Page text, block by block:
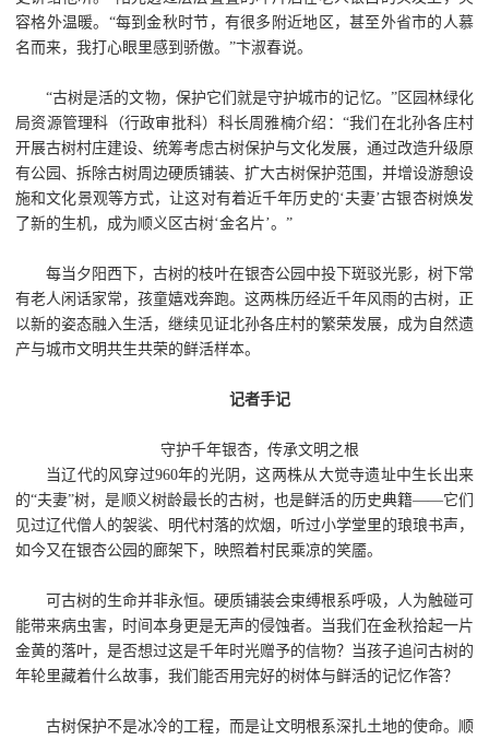
容格外温暖。“每到金秋时节，有很多附近地区，甚至外省市的人慕
名而来，我打心眼里感到骄傲。”卞淑春说。
“古树是活的文物，保护它们就是守护城市的记忆。”区园林绿化
局资源管理科（行政审批科）科长周雅楠介绍：“我们在北孙各庄村
开展古树村庄建设、统筹考虑古树保护与文化发展，通过改造升级原
有公园、拆除古树周边硬质铺装、扩大古树保护范围，并增设游憩设
施和文化景观等方式，让这对有着近千年历史的‘夫妻’古银杏树焕发
了新的生机，成为顺义区古树‘金名片’。”
每当夕阳西下，古树的枝叶在银杏公园中投下斑驳光影，树下常
有老人闲话家常，孩童嬉戏奔跑。这两株历经近千年风雨的古树，正
以新的姿态融入生活，继续见证北孙各庄村的繁荣发展，成为自然遗
产与城市文明共生共荣的鲜活样本。
记者手记
守护千年银杏，传承文明之根
当辽代的风穿过960年的光阴，这两株从大觉寺遗址中生长出来
的“夫妻”树，是顺义树龄最长的古树，也是鲜活的历史典籍——它们
见过辽代僧人的袈裟、明代村落的炊烟，听过小学堂里的琅琅书声，
如今又在银杏公园的廊架下，映照着村民乘凉的笑靥。
可古树的生命并非永恒。硬质铺装会束缚根系呼吸，人为触碰可
能带来病虫害，时间本身更是无声的侵蚀者。当我们在金秋拾起一片
金黄的落叶，是否想过这是千年时光赠予的信物？当孩子追问古树的
年轮里藏着什么故事，我们能否用完好的树体与鲜活的记忆作答？
古树保护不是冰冷的工程，而是让文明根系深扎土地的使命。顺